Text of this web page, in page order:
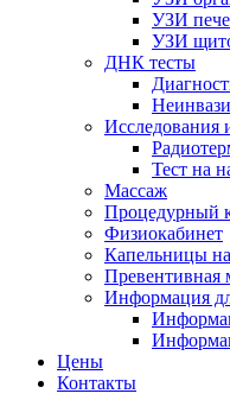
УЗИ
УЗИ
ДНК тесты
Исследования
Тест на
Массаж
Процедурный
Физиокабинет
Капельницы
Превентивная
Информация
Цены
Контакты